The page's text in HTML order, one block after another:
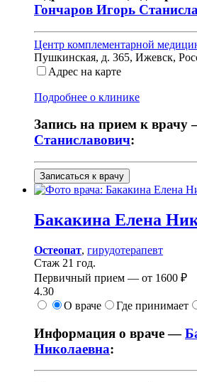
Гончаров Игорь
Центр комплементарной
Пушкинская, д. 365, Ижевск,
Адрес на карте
Подробнее о клинике
Запись на прием к врачу
Станиславович:
Записаться к врачу
Бакакина Елена
Остеопат, гирудотерапевт
Стаж 21 год.
Первичный прием — от 1600 ₽
4.30
О враче
Где принимает
Информация о враче —
Николаевна: